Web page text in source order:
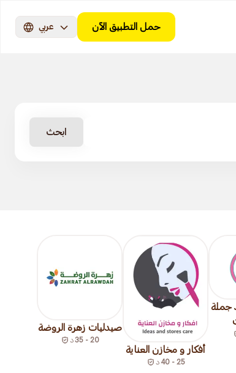
حمل التطبيق الآن عربي
ابحث
جملة
أفكار و مخازن العناية
25 - 40 د
صيدليات زهرة الروضة
20 - 35 د